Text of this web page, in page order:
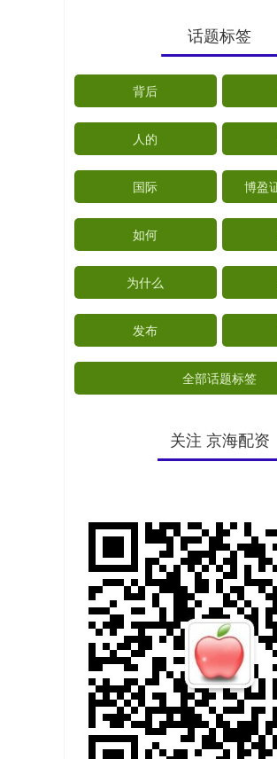
话题标签
背后
人的
国际 博盈
如何
为什么
发布
全部话题标签
关注 京海配资